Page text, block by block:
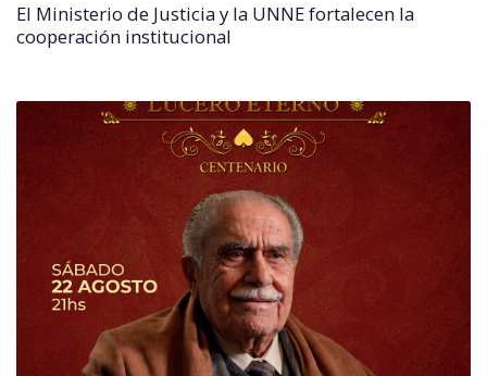
El Ministerio de Justicia y la UNNE fortalecen la
cooperación institucional